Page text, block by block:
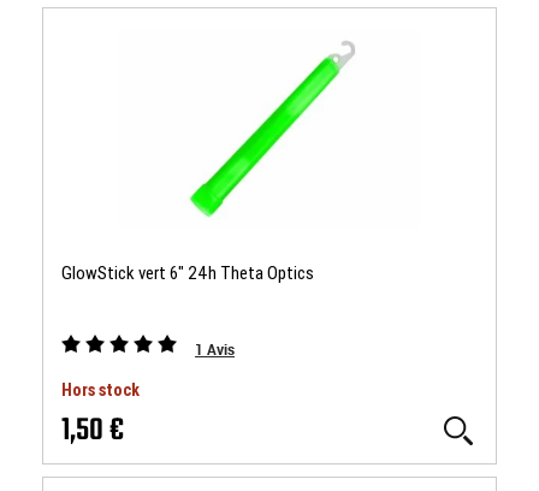
GlowStick vert 6" 24h Theta Optics
1 Avis
Hors stock
1,50 €